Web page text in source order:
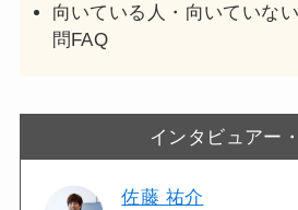
向いている人・向いていな
問FAQ
インタビュアー
佐藤 祐介